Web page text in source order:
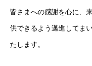
皆さまへの感謝を心に、
供できるよう邁進してま
たします。